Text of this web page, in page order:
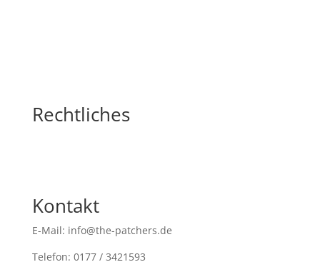
Rechtliches
Kontakt
E-Mail: info@the-patchers.de
Telefon: 0177 / 3421593